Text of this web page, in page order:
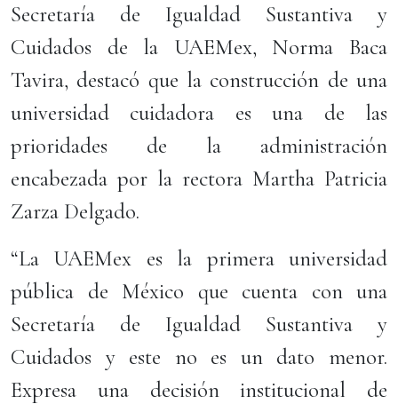
Secretaría de Igualdad Sustantiva y
Cuidados de la UAEMex, Norma Baca
Tavira, destacó que la construcción de una
universidad cuidadora es una de las
prioridades de la administración
encabezada por la rectora Martha Patricia
Zarza Delgado.
“La UAEMex es la primera universidad
pública de México que cuenta con una
Secretaría de Igualdad Sustantiva y
Cuidados y este no es un dato menor.
Expresa una decisión institucional de